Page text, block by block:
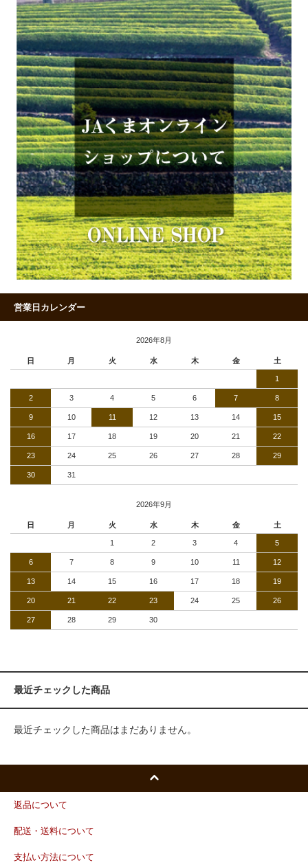
営業日カレンダー
2026年8月
日 月 火 水 木 金 土
1
2 3 4 5 6 7 8
9 10 11 12 13 14 15
16 17 18 19 20 21 22
23 24 25 26 27 28 29
30 31
2026年9月
日 月 火 水 木 金 土
1 2 3 4 5
6 7 8 9 10 11 12
13 14 15 16 17 18 19
20 21 22 23 24 25 26
27 28 29 30
最近チェックした商品
最近チェックした商品はまだありません。
返品について
配送・送料について
支払い方法について